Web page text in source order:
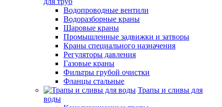
Водопроводные вентили
Водоразборные краны
Шаровые краны
Промышленные задвижки и затворы
Краны специального назначения
Регуляторы давления
Газовые краны
Фильтры грубой очистки
Фланцы стальные
Трапы и сливы для
воды